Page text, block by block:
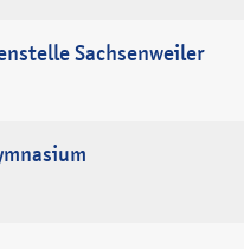
Sachsenweiler